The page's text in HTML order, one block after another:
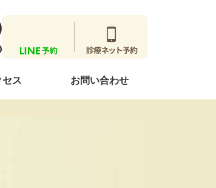
ス お問い合わせ